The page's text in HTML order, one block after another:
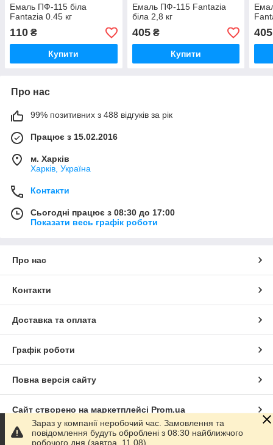
Емаль ПФ-115 біла
Fantazia 0.45 кг
110 ₴
Купити
Емаль ПФ-115 Fantazia
біла 2,8 кг
405₴
Купити
405
Про нас
99% позитивних з 488 відгуків за рік
Працює з 15.02.2016
м. Харків
Харків, Україна
Контакти
Сьогодні працює з 08:30 до 17:00
Показати весь графік роботи
Про нас
Контакти
Доставка та оплата
Графік роботи
Повна версія сайту
Сайт створено на маркетплейсі Prom.ua
Політика конфіденційності
Зараз у компанії неробочий час. Замовлення та
повідомлення будуть оброблені з 08:30 найближчого
робочого дня (завтра, 11.08).